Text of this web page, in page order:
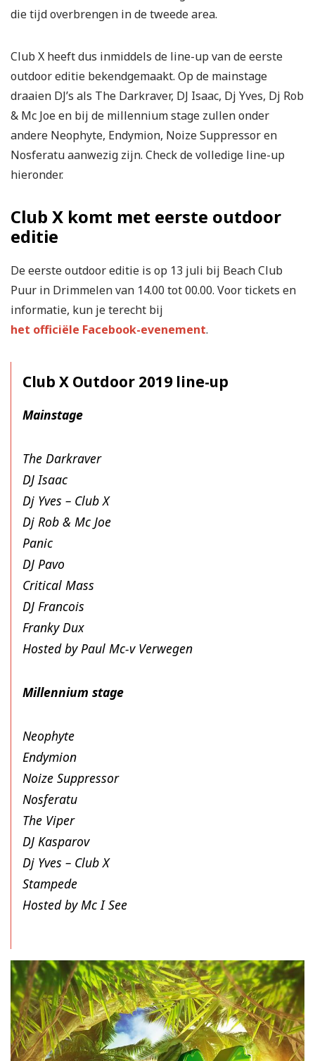
die tijd overbrengen in de tweede area.
Club X heeft dus inmiddels de line-up van de eerste
outdoor editie bekendgemaakt. Op de mainstage
draaien DJ’s als The Darkraver, DJ Isaac, Dj Yves, Dj Rob
& Mc Joe en bij de millennium stage zullen onder
andere Neophyte, Endymion, Noize Suppressor en
Nosferatu aanwezig zijn. Check de volledige line-up
hieronder.
Club X komt met eerste outdoor
editie
De eerste outdoor editie is op 13 juli bij Beach Club
Puur in Drimmelen van 14.00 tot 00.00. Voor tickets en
informatie, kun je terecht bij
het officiële Facebook-evenement.
Club X Outdoor 2019 line-up
Mainstage
The Darkraver
DJ Isaac
Dj Yves – Club X
Dj Rob & Mc Joe
Panic
DJ Pavo
Critical Mass
DJ Francois
Franky Dux
Hosted by Paul Mc-v Verwegen
Millennium stage
Neophyte
Endymion
Noize Suppressor
Nosferatu
The Viper
DJ Kasparov
Dj Yves – Club X
Stampede
Hosted by Mc I See